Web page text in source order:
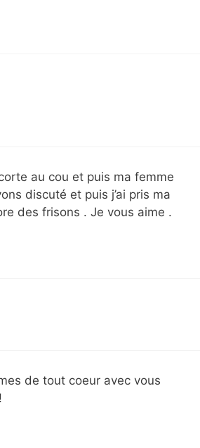
au cou et puis ma femme
discuté et puis j’ai pris ma
des frisons . Je vous aime .
de tout coeur avec vous